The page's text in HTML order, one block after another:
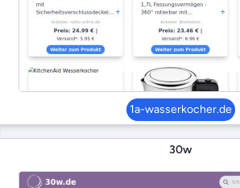
1a-wasserkocher.de
30w